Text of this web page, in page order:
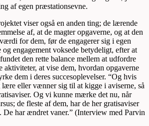
af egen præstationsevne.
viser også en anden ting; de lærende
af, at de magter opgaverne, og at den
for dem, før de engagerer sig i egen
engagement voksede betydeligt, efter at
den rette balance mellem at udfordre
aktiviteter, at vise dem, hvordan opgaverne
dem i deres succesoplevelser. “Og hvis
eller vænner sig til at kigge i aviserne, så
Og vi kunne mærke det nu, når
de fleste af dem, har de her gratisaviser
De har ændret vaner.” (Interview med Parvin